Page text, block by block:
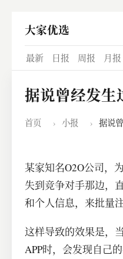
大家优选
最新 日报 周报 月报
据说曾经发生
首页 › 小报 › 据说
某家知名O2O公司，
失到竞争对手那边，
和个人信息，来批量
这样导致的效果是，
APP时，会发现自己